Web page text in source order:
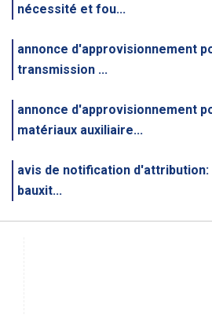
nécessité et fou...
annonce d'approvisionnement
transmission ...
annonce d'approvisionnement
matériaux auxiliaire...
avis de notification
bauxit...